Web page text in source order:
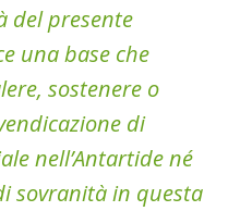
del presente
una base che
sostenere o
di
nell’Antartide né
sovranità in questa